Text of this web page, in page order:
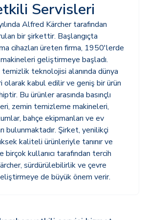
Servisleri
Alfred Kärcher tarafından
bir şirkettir. Başlangıçta
cihazları üreten firma, 1950'lerde
makineleri geliştirmeye başladı.
temizlik teknolojisi alanında dünya
olarak kabul edilir ve geniş bir ürün
Bu ürünler arasında basınçlı
zemin temizleme makineleri,
bahçe ekipmanları ve ev
bulunmaktadır. Şirket, yenilikçi
kaliteli ürünleriyle tanınır ve
birçok kullanıcı tarafından tercih
sürdürülebilirlik ve çevre
de büyük önem verir.